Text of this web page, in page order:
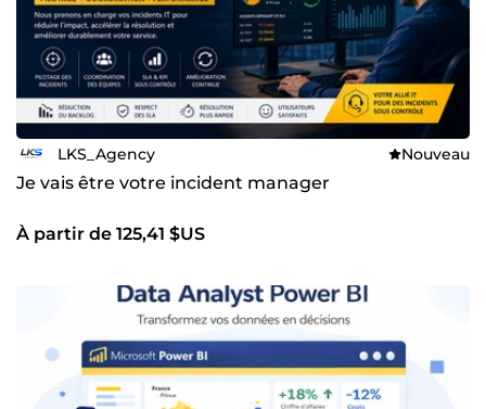
LKS_Agency Nouveau
Je vais être votre incident manager
À partir de 125,41 $US